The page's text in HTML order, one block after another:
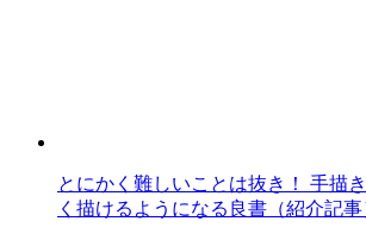
とにかく難しいことは抜き！ 手描
く描けるようになる良書（紹介記事